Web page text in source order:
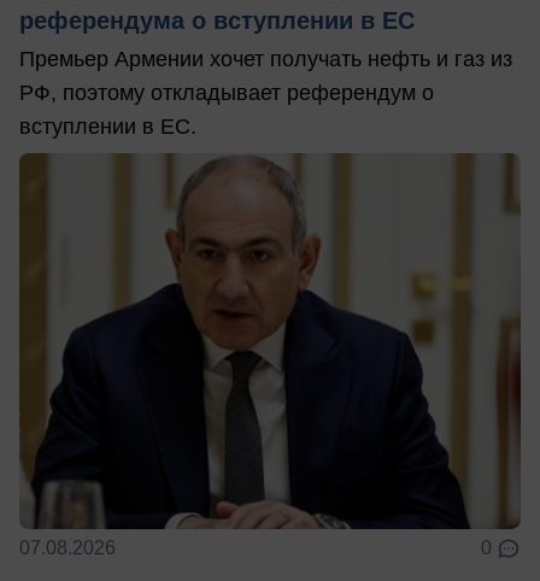
референдума о вступлении в ЕС
Премьер Армении хочет получать нефть и газ из
РФ, поэтому откладывает референдум о
вступлении в ЕС.
07.08.2026 0